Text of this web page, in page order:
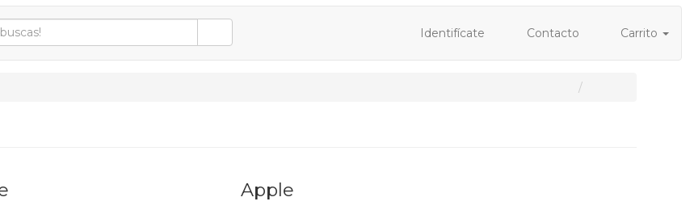
Identifícate Contacto Carrito
Apple